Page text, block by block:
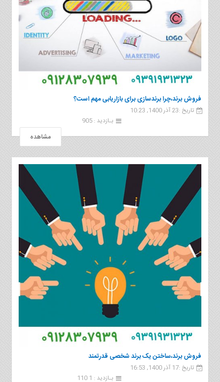
فروش برند،چرا برندسازی برای بازاریابی مهم است؟
تاریخ :23 آذر 1400, 10:23
بـازدید : 905
مشاهده
فروش برند،ساختن یک برند شخصی قدرتمند
تاریخ :17 آذر 1400, 16:53
بـازدید : 1 110